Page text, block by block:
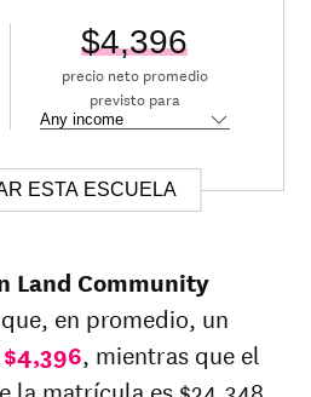
$4,396
precio neto promedio
previsto para
ESTA ESCUELA
Land Community
en promedio, un
$4,396, mientras que el